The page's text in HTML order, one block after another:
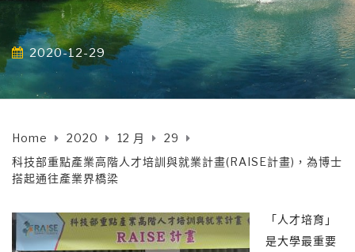
2020-12-29
Home 2020 12 月
29
科技部重點產業高階人才培訓與就業計畫(RAISE計畫)，為博士
搭起通往產業界橋梁
「人才培育」
是大學最重要